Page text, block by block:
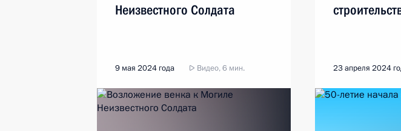
Неизвестного Солдата
9 мая 2024 года Видео, 6 мин. 23 апреля 2024